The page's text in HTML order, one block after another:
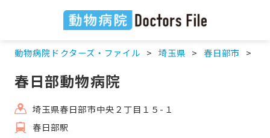
動物病院ドクターズ・ファイル 埼玉県 春日部市
春日部動物病院
埼玉県春日部市中央２丁目１５-１
春日部駅